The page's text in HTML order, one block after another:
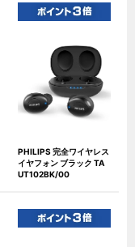
PHILIPS 完全ワイヤレス
イヤフォン ブラック TA
UT102BK/00